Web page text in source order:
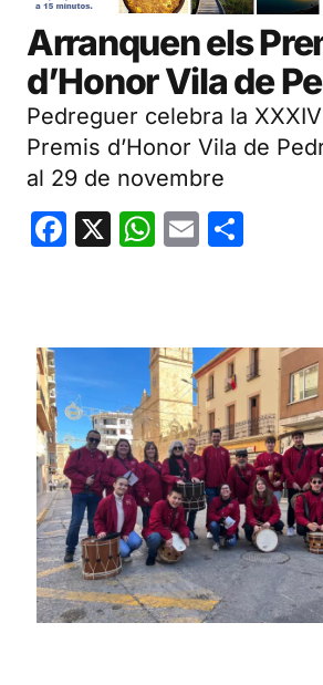
Arranquen els
d’Honor Vila de
Pedreguer celebra la
Premis d’Honor Vila de
al 29 de novembre
Facebook
X WhatsApp
Email